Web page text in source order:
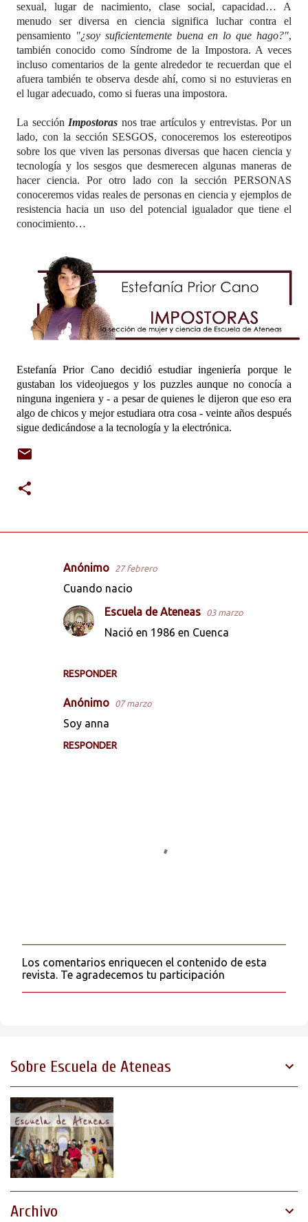
sexual, lugar de nacimiento, clase social, capacidad… A
menudo ser diversa en ciencia significa luchar contra el
pensamiento "¿soy suficientemente buena en lo que hago?",
también conocido como Síndrome de la Impostora. A veces
incluso comentarios de la gente alrededor te recuerdan que el
afuera también te observa desde ahí, como si no estuvieras en
el lugar adecuado, como si fueras una impostora.
La sección Impostoras nos trae artículos y entrevistas. Por un
lado, con la sección SESGOS, conoceremos los estereotipos
sobre los que viven las personas diversas que hacen ciencia y
tecnología y los sesgos que desmerecen algunas maneras de
hacer ciencia. Por otro lado con la sección PERSONAS
conoceremos vidas reales de personas en ciencia y ejemplos de
resistencia hacia un uso del potencial igualador que tiene el
conocimiento…
Estefanía Prior Cano decidió estudiar ingeniería porque le
gustaban los videojuegos y los puzzles aunque no conocía a
ninguna ingeniera y - a pesar de quienes le dijeron que eso era
algo de chicos y mejor estudiara otra cosa - veinte años después
sigue dedicándose a la tecnología y la electrónica.
Anónimo 27 febrero
Cuando nacio
RESPONDER
Escuela de Ateneas 03 marzo
Nació en 1986 en Cuenca
Anónimo 07 marzo
Soy anna
RESPONDER
P
u
b
u
c
o
m
e
n
t
a
r
i
Los comentarios enriquecen el contenido de esta
revista. Te agradecemos tu participación
Sobre Escuela de Ateneas
Archivo